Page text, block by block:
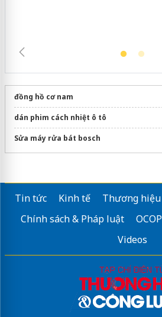
đồng hồ cơ nam
dán phim cách nhiệt ô tô
Sửa máy rửa bát bosch
Tin tức Kinh tế Thương hiệu
Chính sách & Pháp luật
OCOP
Videos